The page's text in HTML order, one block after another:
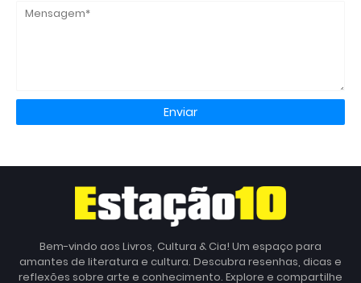
Bem-vindo aos Livros, Cultura & Cia! Um espaço para
amantes de literatura e cultura. Descubra resenhas, dicas e
reflexões sobre arte e conhecimento. Explore e compartilhe